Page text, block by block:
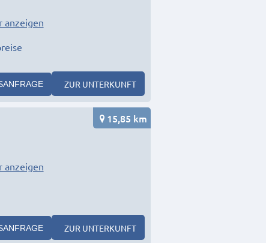
anzeigen
ZUR UNTERKUNFT
15,85 km
anzeigen
ZUR UNTERKUNFT